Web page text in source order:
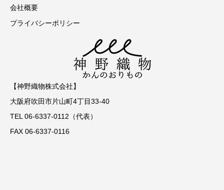
会社概要
プライバシーポリシー
【神野織物株式会社】
大阪府吹田市片山町4丁目33-40
TEL 06-6337-0112（代表）
FAX 06-6337-0116